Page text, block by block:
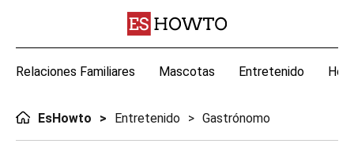
Relaciones Familiares Mascotas Entretenido
EsHowto Entretenido Gastrónomo